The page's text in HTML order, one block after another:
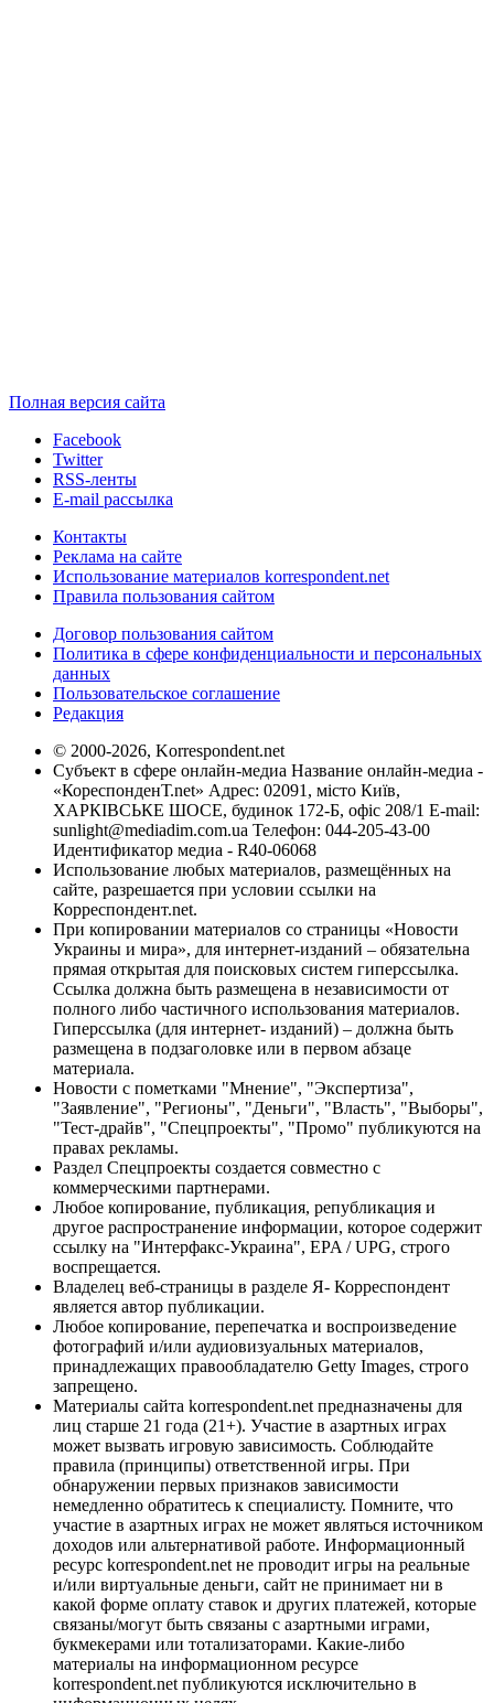
Полная версия сайта
Facebook
Twitter
RSS-ленты
E-mail рассылка
Контакты
Реклама на сайте
Использование материалов korrespondent.net
Правила пользования сайтом
Договор пользования сайтом
Политика в сфере конфиденциальности и персональных
данных
Пользовательское соглашение
Редакция
© 2000-2026, Korrespondent.net
Субъект в сфере онлайн-медиа Название онлайн-медиа -
«КореспонденТ.net» Адрес: 02091, місто Київ,
ХАРКІВСЬКЕ ШОСЕ, будинок 172-Б, офіс 208/1 E-mail:
sunlight@mediadim.com.ua Телефон: 044-205-43-00
Идентификатор медиа - R40-06068
Использование любых материалов, размещённых на
сайте, разрешается при условии ссылки на
Корреспондент.net.
При копировании материалов со страницы «Новости
Украины и мира», для интернет-изданий – обязательна
прямая открытая для поисковых систем гиперссылка.
Ссылка должна быть размещена в независимости от
полного либо частичного использования материалов.
Гиперссылка (для интернет- изданий) – должна быть
размещена в подзаголовке или в первом абзаце
материала.
Новости с пометками "Мнение", "Экспертиза",
"Заявление", "Регионы", "Деньги", "Власть", "Выборы",
"Тест-драйв", "Спецпроекты", "Промо" публикуются на
правах рекламы.
Раздел Спецпроекты создается совместно с
коммерческими партнерами.
Любое копирование, публикация, републикация и
другое распространение информации, которое содержит
ссылку на "Интерфакс-Украина", EPA / UPG, строго
воспрещается.
Владелец веб-страницы в разделе Я- Корреспондент
является автор публикации.
Любое копирование, перепечатка и воспроизведение
фотографий и/или аудиовизуальных материалов,
принадлежащих правообладателю Getty Images, строго
запрещено.
Материалы сайта korrespondent.net предназначены для
лиц старше 21 года (21+). Участие в азартных играх
может вызвать игровую зависимость. Соблюдайте
правила (принципы) ответственной игры. При
обнаружении первых признаков зависимости
немедленно обратитесь к специалисту. Помните, что
участие в азартных играх не может являться источником
доходов или альтернативой работе. Информационный
ресурс korrespondent.net не проводит игры на реальные
и/или виртуальные деньги, сайт не принимает ни в
какой форме оплату ставок и других платежей, которые
связаны/могут быть связаны с азартными играми,
букмекерами или тотализаторами. Какие-либо
материалы на информационном ресурсе
korrespondent.net публикуются исключительно в